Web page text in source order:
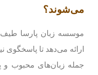
می‌شوند؟
موسسه زبان پارسا طیف
ارائه می‌دهد تا پاسخگوی
جمله زبان‌های محبوب و